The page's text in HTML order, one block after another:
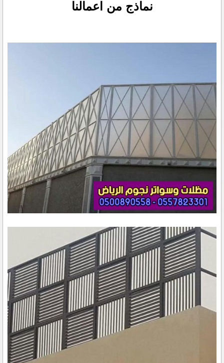
نماذج من اعمالنا